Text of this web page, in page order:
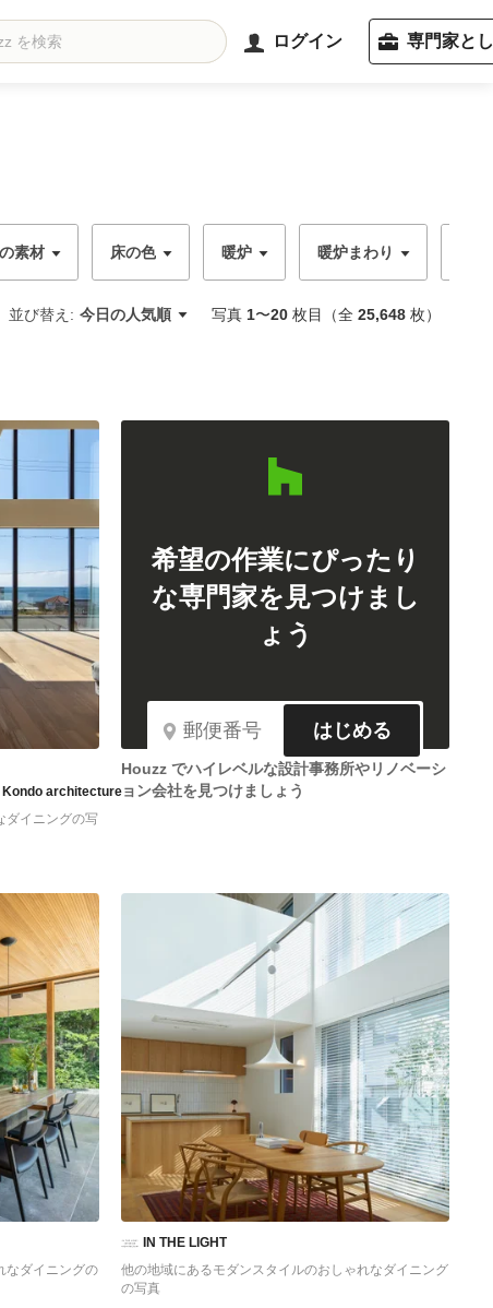
ログイン 専門家と
素材 床の色 暖炉 暖炉まわり
並び替え: 今日の人気順 写真 1〜20 枚目（全 25,648 枚）
Kondo architecture
ダイニングの写
希望の作業にぴったり
な専門家を見つけまし
ょう
はじめる
Houzz でハイレベルな設計事務所やリノベーシ
ョン会社を見つけましょう
なダイニングの
IN THE LIGHT
他の地域にあるモダンスタイルのおしゃれなダイニング
の写真